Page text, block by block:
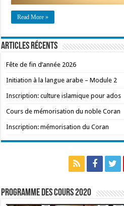
Read More »
Articles récents
Fête de fin d’année 2026
Initiation à la langue arabe – Module 2
Inscription: culture islamique pour ados
Cours de mémorisation du noble Coran
Inscription: mémorisation du Coran
Programme des cours 2020